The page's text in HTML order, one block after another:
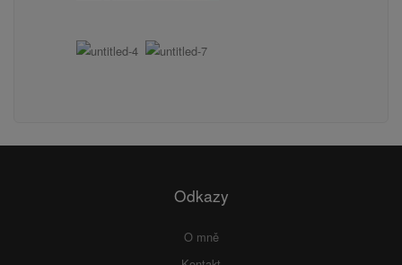
Odkazy
O mně